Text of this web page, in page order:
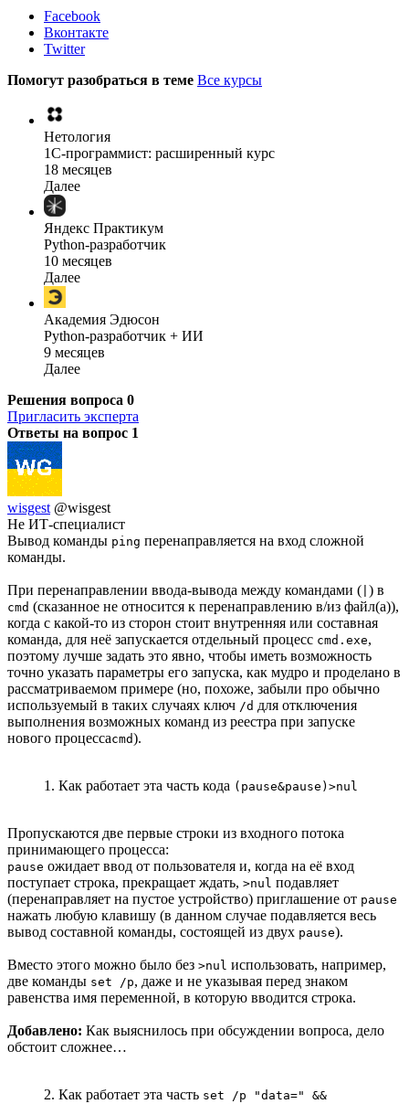
Facebook
Вконтакте
Twitter
Помогут разобраться в теме Все курсы
Нетология
1C-программист: расширенный курс
18 месяцев
Далее
Яндекс Практикум
Python-разработчик
10 месяцев
Далее
Академия Эдюсон
Python-разработчик + ИИ
9 месяцев
Далее
Решения вопроса 0
Пригласить эксперта
Ответы на вопрос 1
wisgest @wisgest
Не ИТ-специалист
Вывод команды ping перенаправляется на вход сложной
команды.
При перенаправлении ввода-вывода между командами ( ) в
cmd (сказанное не относится к перенаправлению в/из файл(а)),
когда с какой-то из сторон стоит внутренняя или составная
команда, для неё запускается отдельный процесс cmd.exe,
поэтому лучше задать это явно, чтобы иметь возможность
точно указать параметры его запуска, как мудро и проделано в
рассматриваемом примере (но, похоже, забыли про обычно
используемый в таких случаях ключ /d для отключения
выполнения возможных команд из реестра при запуске
нового процессаcmd).
1. Как работает эта часть кода (pause&pause)>nul
Пропускаются две первые строки из входного потока
принимающего процесса:
pause ожидает ввод от пользователя и, когда на её вход
поступает строка, прекращает ждать, >nul подавляет
(перенаправляет на пустое устройство) приглашение от pause
нажать любую клавишу (в данном случае подавляется весь
вывод составной команды, состоящей из двух pause).
Вместо этого можно было без >nul использовать, например,
две команды set /p, даже и не указывая перед знаком
равенства имя переменной, в которую вводится строка.
Добавлено: Как выяснилось при обсуждении вопроса, дело
обстоит сложнее…
2. Как работает эта часть set /p "data=" &&